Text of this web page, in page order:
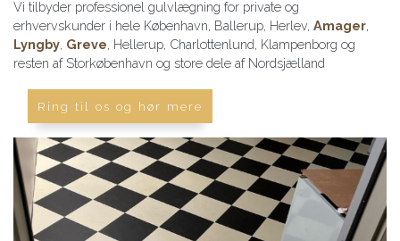
Vi tilbyder professionel gulvlægning for private og
erhvervskunder i hele København, Ballerup, Herlev, Amager,
Lyngby, Greve, Hellerup, Charlottenlund, Klampenborg og
resten af Storkøbenhavn og store dele af Nordsjælland
Ring til os og hør mere